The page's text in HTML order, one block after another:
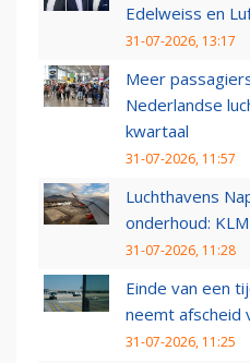
Edelweiss en
31-07-2026, 13:17
Meer
Nederlandse
kwartaal
31-07-2026, 11:57
Luchthavens
onderhoud:
31-07-2026, 11:28
Einde van een
neemt afscheid
31-07-2026, 11:25